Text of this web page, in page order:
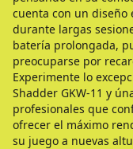
cuenta con un
durante largas
batería prolongada,
preocuparse por
Experimente lo
Shadder GKW-11 y
profesionales que
ofrecer el máximo
su juego a nuevas